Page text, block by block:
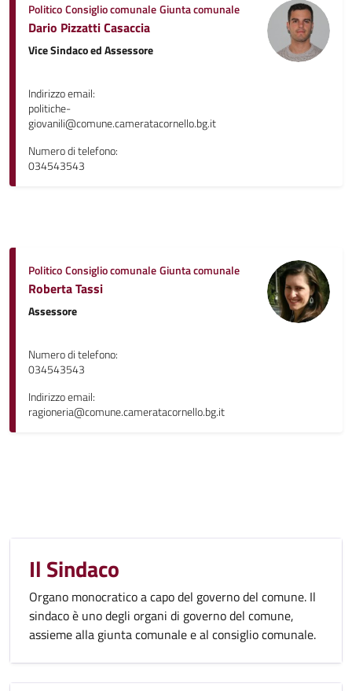
PoliticoConsiglio comunaleGiunta comunale
Dario Pizzatti Casaccia
Vice Sindaco ed Assessore
Indirizzo email:
politiche-
giovanili@comune.cameratacornello.bg.it
Numero di telefono:
034543543
PoliticoConsiglio comunaleGiunta comunale
Roberta Tassi
Assessore
Numero di telefono:
034543543
Indirizzo email:
ragioneria@comune.cameratacornello.bg.it
Il Sindaco
Organo monocratico a capo del governo del comune. Il
sindaco è uno degli organi di governo del comune,
assieme alla giunta comunale e al consiglio comunale.